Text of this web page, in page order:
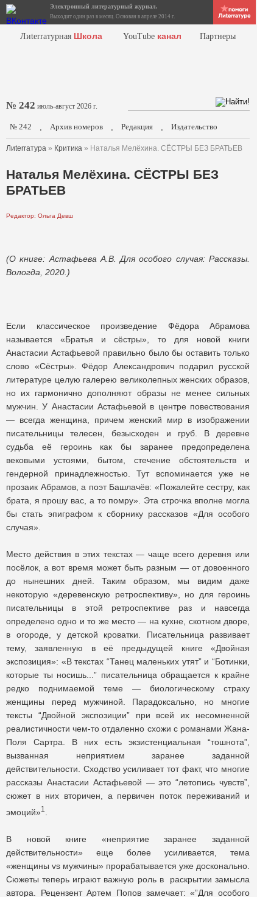
Электронный литературный журнал.
Выходит один раз в месяц. Основан в апреле 2014 г.
Лиterraтурная Школа YouTube канал Партнеры
№ 242 июль-август 2026 г.
№ 242 . Архив номеров . Редакция . Издательство
Лиterraтура » Критика » Наталья Мелёхина. СЁСТРЫ БЕЗ БРАТЬЕВ
Наталья Мелёхина. СЁСТРЫ БЕЗ
БРАТЬЕВ
Редактор: Ольга Девш
(О книге: Астафьева А.В. Для особого случая: Рассказы.
Вологда, 2020.)
Если классическое произведение Фёдора Абрамова
называется «Братья и сёстры», то для новой книги
Анастасии Астафьевой правильно было бы оставить только
слово «Сёстры». Фёдор Александрович подарил русской
литературе целую галерею великолепных женских образов,
но их гармонично дополняют образы не менее сильных
мужчин. У Анастасии Астафьевой в центре повествования
— всегда женщина, причем женский мир в изображении
писательницы телесен, безысходен и груб. В деревне
судьба её героинь как бы заранее предопределена
вековыми устоями, бытом, стечение обстоятельств и
гендерной принадлежностью. Тут вспоминается уже не
прозаик Абрамов, а поэт Башлачёв: «Пожалейте сестру, как
брата, я прошу вас, а то помру». Эта строчка вполне могла
бы стать эпиграфом к сборнику рассказов «Для особого
случая».
Место действия в этих текстах — чаще всего деревня или
посёлок, а вот время может быть разным — от довоенного
до нынешних дней. Таким образом, мы видим даже
некоторую «деревенскую ретроспективу», но для героинь
писательницы в этой ретроспективе раз и навсегда
определено одно и то же место — на кухне, скотном дворе,
в огороде, у детской кроватки. Писательница развивает
тему, заявленную в её предыдущей книге «Двойная
экспозиция»: «В текстах “Танец маленьких утят” и “Ботинки,
которые ты носишь...” писательница обращается к крайне
редко поднимаемой теме — биологическому страху
женщины перед мужчиной. Парадоксально, но многие
тексты “Двойной экспозиции” при всей их несомненной
реалистичности чем-то отдаленно схожи с романами Жана-
Поля Сартра. В них есть экзистенциальная “тошнота”,
вызванная неприятием заранее заданной
действительности. Сходство усиливает тот факт, что многие
рассказы Анастасии Астафьевой — это “летопись чувств”,
сюжет в них вторичен, а первичен поток переживаний и
эмоций»1
В новой книге «неприятие заранее заданной
действительности» еще более усиливается, тема
«женщины vs мужчины» прорабатывается уже досконально.
Сюжеты теперь играют важную роль в раскрытии замысла
автора. Рецензент Артем Попов замечает: «”Для особого